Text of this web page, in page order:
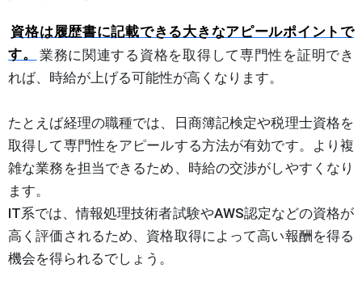
資格は履歴書に記載できる大きなアピールポイントで
す。
業務に関連する資格を取得して専門性を証明でき
れば、時給が上げる可能性が高くなります。
たとえば経理の職種では、日商簿記検定や税理士資格を
取得して専門性をアピールする方法が有効です。より複
雑な業務を担当できるため、時給の交渉がしやすくなり
ます。
IT系では、情報処理技術者試験やAWS認定などの資格が
高く評価されるため、資格取得によって高い報酬を得る
機会を得られるでしょう。